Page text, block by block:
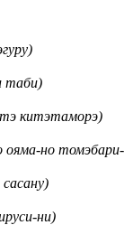
таби)
китэтаморэ)
но
ни)